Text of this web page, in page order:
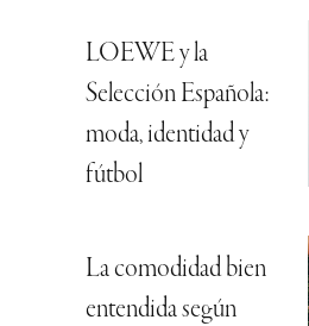
LOEWE y la
Selección Española:
moda, identidad y
fútbol
La comodidad bien
entendida según